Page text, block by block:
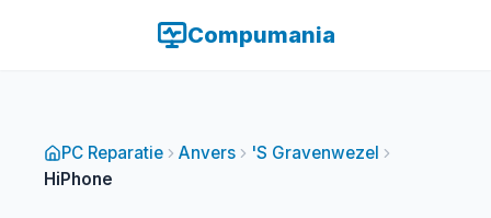
Compumania
PC Reparatie Anvers
'S Gravenwezel
HiPhone